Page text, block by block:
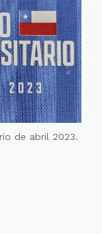
de abril 2023.